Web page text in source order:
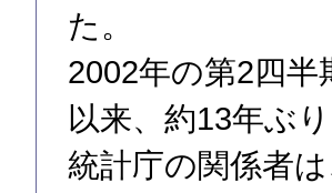
た。
2002年の第2四
以来、約13年ぶ
統計庁の関係者